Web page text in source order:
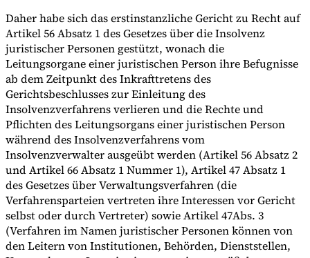
Daher habe sich das erstinstanzliche Gericht zu Recht auf
Artikel 56 Absatz 1 des Gesetzes über die Insolvenz
juristischer Personen gestützt, wonach die
Leitungsorgane einer juristischen Person ihre Befugnisse
ab dem Zeitpunkt des Inkrafttretens des
Gerichtsbeschlusses zur Einleitung des
Insolvenzverfahrens verlieren und die Rechte und
Pflichten des Leitungsorgans einer juristischen Person
während des Insolvenzverfahrens vom
Insolvenzverwalter ausgeübt werden (Artikel 56 Absatz 2
und Artikel 66 Absatz 1 Nummer 1), Artikel 47 Absatz 1
des Gesetzes über Verwaltungsverfahren (die
Verfahrensparteien vertreten ihre Interessen vor Gericht
selbst oder durch Vertreter) sowie Artikel 47Abs. 3
(Verfahren im Namen juristischer Personen können von
den Leitern von Institutionen, Behörden, Dienststellen,